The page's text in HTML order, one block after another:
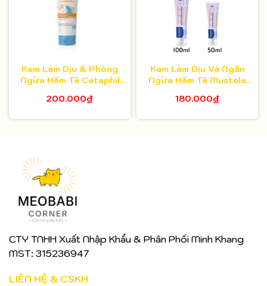
Kem Làm Dịu & Phòng
Ngừa Hăm Tã Cetaphil
Hoa Cúc Hữu Cơ
200.000₫
Kem Làm Dịu Và Ngăn
Ngừa Hăm Tã Mustela
180.000₫
CTY TNHH Xuất Nhập Khẩu & Phân Phối Minh Khang
MST: 315236947
LIÊN HỆ & CSKH